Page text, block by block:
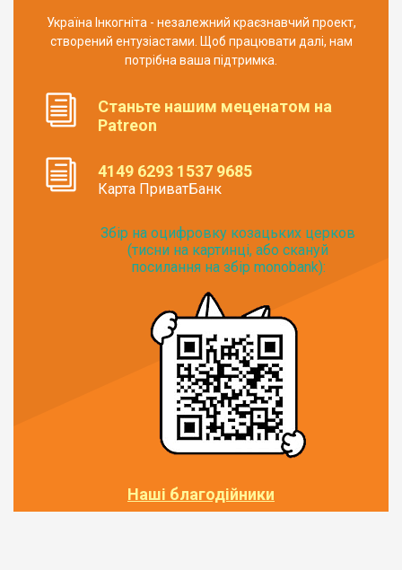
Україна Інкогніта - незалежний краєзнавчий проект,
створений ентузіастами. Щоб працювати далі, нам
потрібна ваша підтримка.
Станьте нашим меценатом на
Patreon
4149 6293 1537 9685
Карта ПриватБанк
Збір на оцифровку козацьких церков
(тисни на картинці, або скануй
посилання на збір monobank):
Наші благодійники